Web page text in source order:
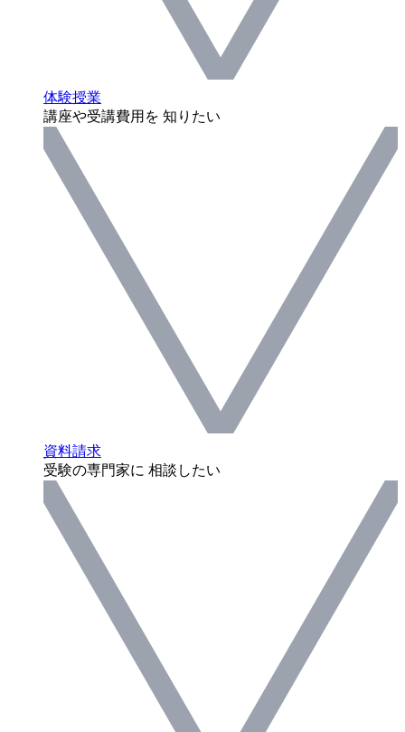
体験授業
講座や受講費用を 知りたい
資料請求
受験の専門家に 相談したい